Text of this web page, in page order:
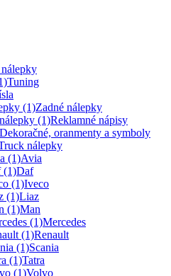
nálepky
Tuning
Zadné nálepky
Reklamné nápisy
Dekoračné, oranmenty a symboly
nálepky
Avia
Daf
Iveco
Liaz
Man
Mercedes
Renault
Scania
Tatra
Volvo